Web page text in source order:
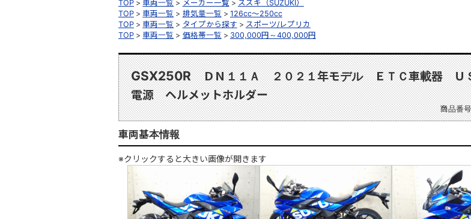
TOP 車両一覧 メーカー一覧
スズキ（SUZUKI）
TOP
車両一覧 排気量一覧
126cc～250cc
TOP
車両一覧 タイプから探す
スポーツ/レプリカ
TOP
車両一覧 価格帯一覧 300,000円～400,000円
GSX250R
ＤＮ１１Ａ ２０２１年モデル ＥＴＣ車載器 Ｕ
電源 ヘルメットホルダー
商品番
車両基本情報
※クリックすると大きい画像が開きます